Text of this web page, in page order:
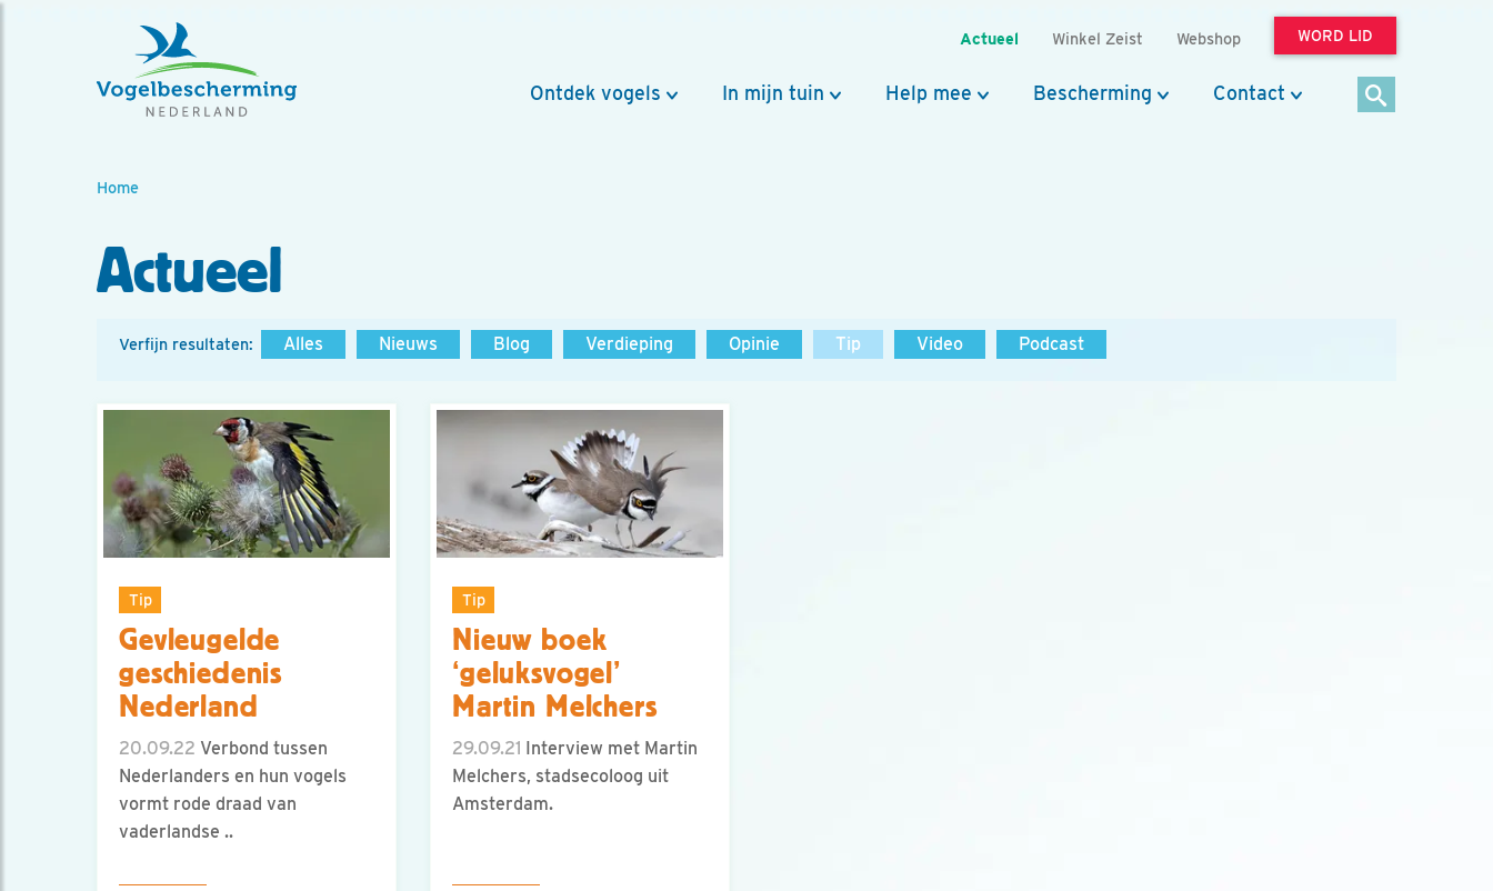
Actueel Winkel Zeist Webshop WORD LID
Ontdek vogels In mijn tuin Help mee Bescherming Contact
Home
Actueel
Verfijn resultaten: Alles Nieuws Blog Verdieping Opinie Tip Video Podcast
Tip
Gevleugelde
geschiedenis
Nederland
20.09.22 Verbond tussen
Nederlanders en hun vogels
vormt rode draad van
vaderlandse ..
Tip
Nieuw boek
‘geluksvogel’
Martin Melchers
29.09.21
Interview met Martin
Melchers, stadsecoloog uit
Amsterdam.